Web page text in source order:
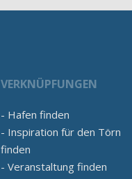
VERKNÜPFUNGEN
Hafen finden
Inspiration für den Törn
finden
Veranstaltung finden